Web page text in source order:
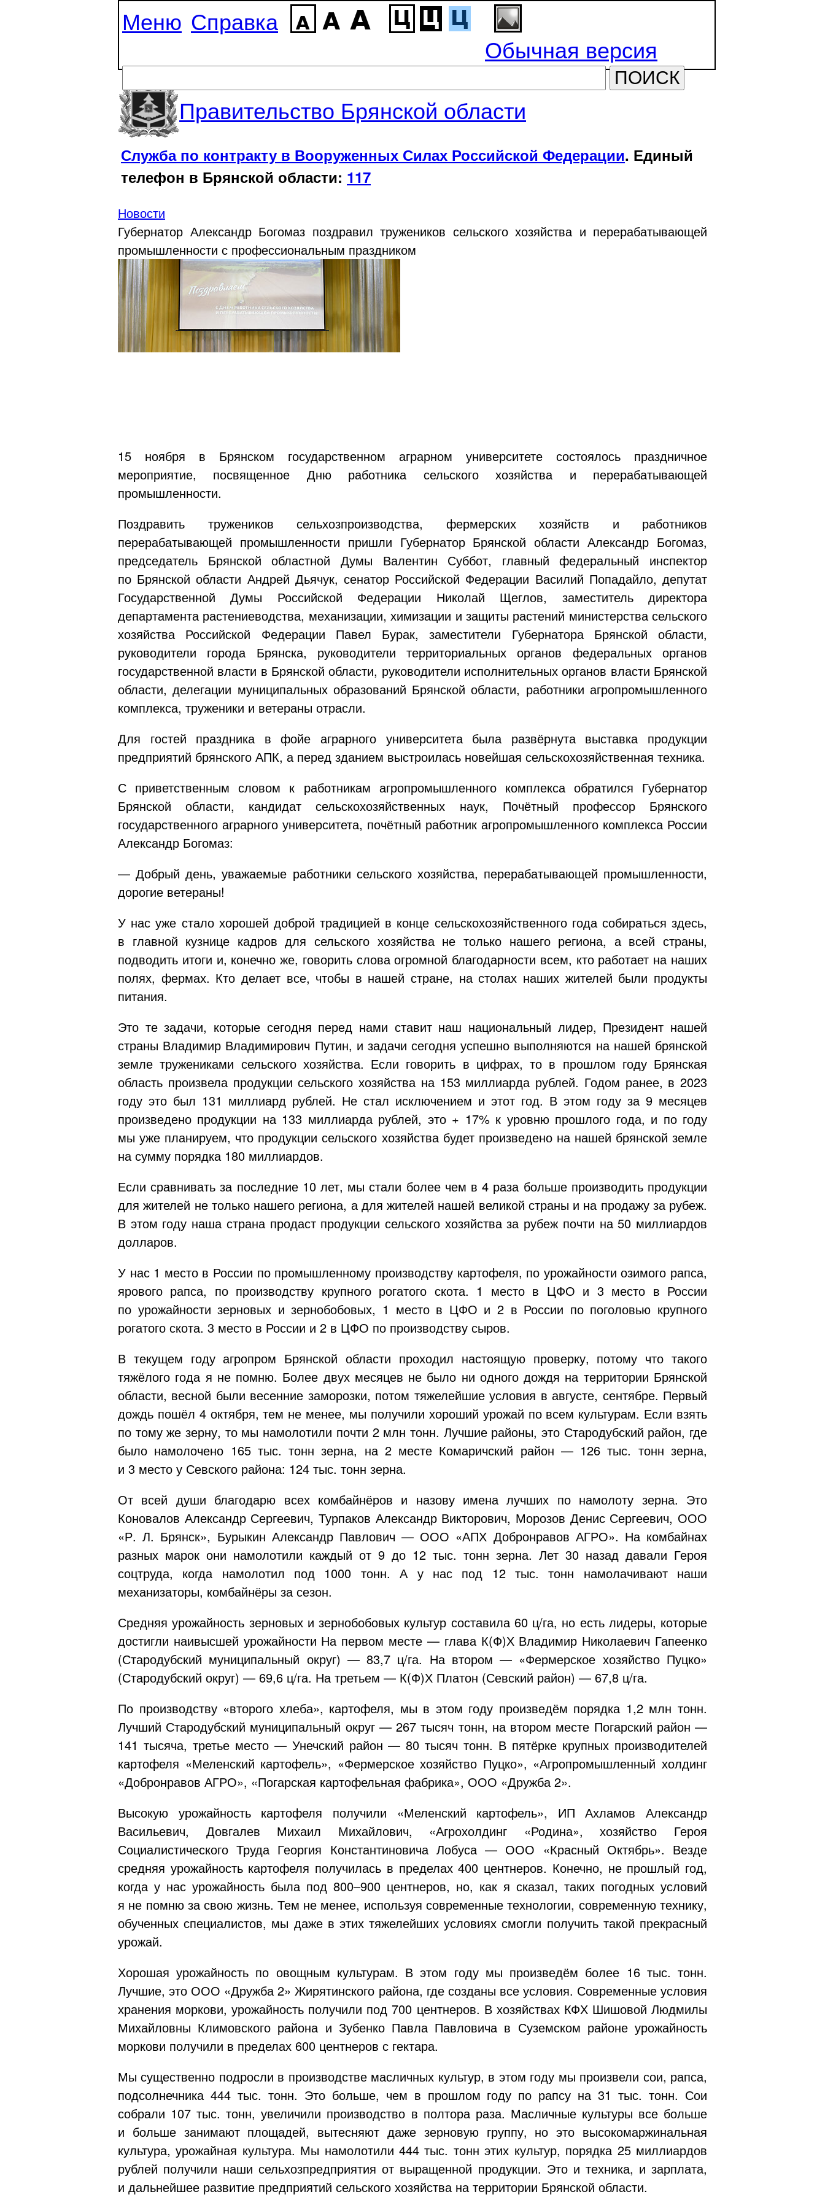
Меню Справка
Обычная версия
ПОИСК
Правительство Брянской области
Служба по контракту в Вооруженных Силах Российской Федерации. Единый
телефон в Брянской области: 117
Новости
Губернатор Александр Богомаз поздравил тружеников сельского хозяйства и перерабатывающей
промышленности с профессиональным праздником
15 ноября в Брянском государственном аграрном университете состоялось праздничное
мероприятие, посвященное Дню работника сельского хозяйства и перерабатывающей
промышленности.
Поздравить тружеников сельхозпроизводства, фермерских хозяйств и работников
перерабатывающей промышленности пришли Губернатор Брянской области Александр Богомаз,
председатель Брянской областной Думы Валентин Суббот, главный федеральный инспектор
по Брянской области Андрей Дьячук, сенатор Российской Федерации Василий Попадайло, депутат
Государственной Думы Российской Федерации Николай Щеглов, заместитель директора
департамента растениеводства, механизации, химизации и защиты растений министерства сельского
хозяйства Российской Федерации Павел Бурак, заместители Губернатора Брянской области,
руководители города Брянска, руководители территориальных органов федеральных органов
государственной власти в Брянской области, руководители исполнительных органов власти Брянской
области, делегации муниципальных образований Брянской области, работники агропромышленного
комплекса, труженики и ветераны отрасли.
Для гостей праздника в фойе аграрного университета была развёрнута выставка продукции
предприятий брянского АПК, а перед зданием выстроилась новейшая сельскохозяйственная техника.
С приветственным словом к работникам агропромышленного комплекса обратился Губернатор
Брянской области, кандидат сельскохозяйственных наук, Почётный профессор Брянского
государственного аграрного университета, почётный работник агропромышленного комплекса России
Александр Богомаз:
— Добрый день, уважаемые работники сельского хозяйства, перерабатывающей промышленности,
дорогие ветераны!
У нас уже стало хорошей доброй традицией в конце сельскохозяйственного года собираться здесь,
в главной кузнице кадров для сельского хозяйства не только нашего региона, а всей страны,
подводить итоги и, конечно же, говорить слова огромной благодарности всем, кто работает на наших
полях, фермах. Кто делает все, чтобы в нашей стране, на столах наших жителей были продукты
питания.
Это те задачи, которые сегодня перед нами ставит наш национальный лидер, Президент нашей
страны Владимир Владимирович Путин, и задачи сегодня успешно выполняются на нашей брянской
земле тружениками сельского хозяйства. Если говорить в цифрах, то в прошлом году Брянская
область произвела продукции сельского хозяйства на 153 миллиарда рублей. Годом ранее, в 2023
году это был 131 миллиард рублей. Не стал исключением и этот год. В этом году за 9 месяцев
произведено продукции на 133 миллиарда рублей, это + 17% к уровню прошлого года, и по году
мы уже планируем, что продукции сельского хозяйства будет произведено на нашей брянской земле
на сумму порядка 180 миллиардов.
Если сравнивать за последние 10 лет, мы стали более чем в 4 раза больше производить продукции
для жителей не только нашего региона, а для жителей нашей великой страны и на продажу за рубеж.
В этом году наша страна продаст продукции сельского хозяйства за рубеж почти на 50 миллиардов
долларов.
У нас 1 место в России по промышленному производству картофеля, по урожайности озимого рапса,
ярового рапса, по производству крупного рогатого скота. 1 место в ЦФО и 3 место в России
по урожайности зерновых и зернобобовых, 1 место в ЦФО и 2 в России по поголовью крупного
рогатого скота. 3 место в России и 2 в ЦФО по производству сыров.
В текущем году агропром Брянской области проходил настоящую проверку, потому что такого
тяжёлого года я не помню. Более двух месяцев не было ни одного дождя на территории Брянской
области, весной были весенние заморозки, потом тяжелейшие условия в августе, сентябре. Первый
дождь пошёл 4 октября, тем не менее, мы получили хороший урожай по всем культурам. Если взять
по тому же зерну, то мы намолотили почти 2 млн тонн. Лучшие районы, это Стародубский район, где
было намолочено 165 тыс. тонн зерна, на 2 месте Комаричский район — 126 тыс. тонн зерна,
и 3 место у Севского района: 124 тыс. тонн зерна.
От всей души благодарю всех комбайнёров и назову имена лучших по намолоту зерна. Это
Коновалов Александр Сергеевич, Турпаков Александр Викторович, Морозов Денис Сергеевич, ООО
«Р. Л. Брянск», Бурыкин Александр Павлович — ООО «АПХ Добронравов АГРО». На комбайнах
разных марок они намолотили каждый от 9 до 12 тыс. тонн зерна. Лет 30 назад давали Героя
соцтруда, когда намолотил под 1000 тонн. А у нас под 12 тыс. тонн намолачивают наши
механизаторы, комбайнёры за сезон.
Средняя урожайность зерновых и зернобобовых культур составила 60 ц/га, но есть лидеры, которые
достигли наивысшей урожайности На первом месте — глава К(Ф)Х Владимир Николаевич Гапеенко
(Стародубский муниципальный округ) — 83,7 ц/га. На втором — «Фермерское хозяйство Пуцко»
(Стародубский округ) — 69,6 ц/га. На третьем — К(Ф)Х Платон (Севский район) — 67,8 ц/га.
По производству «второго хлеба», картофеля, мы в этом году произведём порядка 1,2 млн тонн.
Лучший Стародубский муниципальный округ — 267 тысяч тонн, на втором месте Погарский район —
141 тысяча, третье место — Унечский район — 80 тысяч тонн. В пятёрке крупных производителей
картофеля «Меленский картофель», «Фермерское хозяйство Пуцко», «Агропромышленный холдинг
«Добронравов АГРО», «Погарская картофельная фабрика», ООО «Дружба 2».
Высокую урожайность картофеля получили «Меленский картофель», ИП Ахламов Александр
Васильевич, Довгалев Михаил Михайлович, «Агрохолдинг «Родина», хозяйство Героя
Социалистического Труда Георгия Константиновича Лобуса — ООО «Красный Октябрь». Везде
средняя урожайность картофеля получилась в пределах 400 центнеров. Конечно, не прошлый год,
когда у нас урожайность была под 800–900 центнеров, но, как я сказал, таких погодных условий
я не помню за свою жизнь. Тем не менее, используя современные технологии, современную технику,
обученных специалистов, мы даже в этих тяжелейших условиях смогли получить такой прекрасный
урожай.
Хорошая урожайность по овощным культурам. В этом году мы произведём более 16 тыс. тонн.
Лучшие, это ООО «Дружба 2» Жирятинского района, где созданы все условия. Современные условия
хранения моркови, урожайность получили под 700 центнеров. В хозяйствах КФХ Шишовой Людмилы
Михайловны Климовского района и Зубенко Павла Павловича в Суземском районе урожайность
моркови получили в пределах 600 центнеров с гектара.
Мы существенно подросли в производстве масличных культур, в этом году мы произвели сои, рапса,
подсолнечника 444 тыс. тонн. Это больше, чем в прошлом году по рапсу на 31 тыс. тонн. Сои
собрали 107 тыс. тонн, увеличили производство в полтора раза. Масличные культуры все больше
и больше занимают площадей, вытесняют даже зерновую группу, но это высокомаржинальная
культура, урожайная культура. Мы намолотили 444 тыс. тонн этих культур, порядка 25 миллиардов
рублей получили наши сельхозпредприятия от выращенной продукции. Это и техника, и зарплата,
и дальнейшее развитие предприятий сельского хозяйства на территории Брянской области.